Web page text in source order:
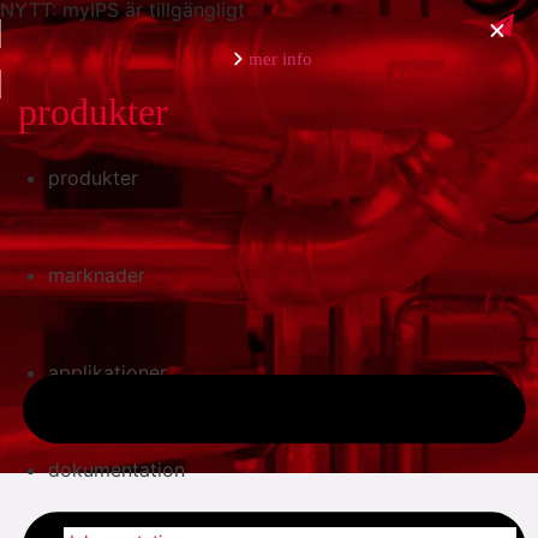
NYTT: myIPS är tillgängligt
mer info
stäng
produkter
marknader
applikationer
dokumentation
produkter